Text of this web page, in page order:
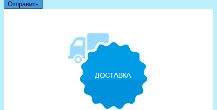
Отправить